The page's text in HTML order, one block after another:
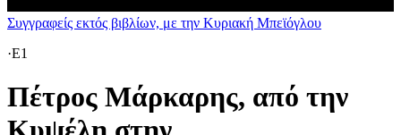
Συγγραφείς εκτός βιβλίων, με την Κυριακή Μπεϊόγλου
·E1
Πέτρος Μάρκαρης, από την